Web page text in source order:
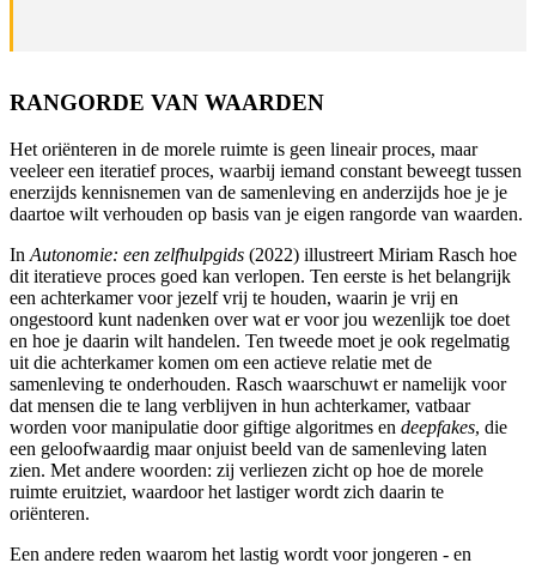
RANGORDE VAN WAARDEN
Het oriënteren in de morele ruimte is geen lineair proces, maar
veeleer een iteratief proces, waarbij iemand constant beweegt tussen
enerzijds kennisnemen van de samenleving en anderzijds hoe je je
daartoe wilt verhouden op basis van je eigen rangorde van waarden.
In Autonomie: een zelfhulpgids (2022) illustreert Miriam Rasch hoe
dit iteratieve proces goed kan verlopen. Ten eerste is het belangrijk
een achterkamer voor jezelf vrij te houden, waarin je vrij en
ongestoord kunt nadenken over wat er voor jou wezenlijk toe doet
en hoe je daarin wilt handelen. Ten tweede moet je ook regelmatig
uit die achterkamer komen om een actieve relatie met de
samenleving te onderhouden. Rasch waarschuwt er namelijk voor
dat mensen die te lang verblijven in hun achterkamer, vatbaar
worden voor manipulatie door giftige algoritmes en deepfakes, die
een geloofwaardig maar onjuist beeld van de samenleving laten
zien. Met andere woorden: zij verliezen zicht op hoe de morele
ruimte eruitziet, waardoor het lastiger wordt zich daarin te
oriënteren.
Een andere reden waarom het lastig wordt voor jongeren - en